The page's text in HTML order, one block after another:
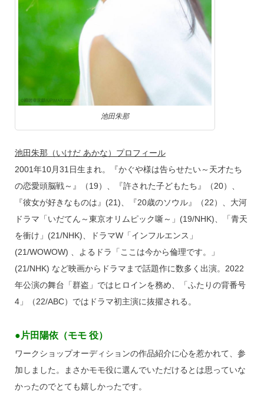
池田朱那
池田朱那（いけだ あかな）プロフィール
2001年10月31日生まれ。『かぐや様は告らせたい～天才たち
の恋愛頭脳戦～』（19）、『許された子どもたち』（20）、
『彼女が好きなものは』(21)、『20歳のソウル』（22）、大河
ドラマ「いだてん～東京オリムピック噺～」(19/NHK)、「青天
を衝け」(21/NHK)、ドラマW「インフルエンス」
(21/WOWOW) 、よるドラ「ここは今から倫理です。」
(21/NHK) など映画からドラマまで話題作に数多く出演。2022
年公演の舞台「群盗」ではヒロインを務め、「ふたりの背番号
4」（22/ABC）ではドラマ初主演に抜擢される。
●片田陽依（モモ 役）
ワークショップオーディションの作品紹介に心を惹かれて、参
加しました。まさかモモ役に選んでいただけるとは思っていな
かったのでとても嬉しかったです。